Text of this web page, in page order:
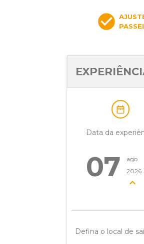
check_circle
date_range
Data da
07
ago
2026
expand_more
Defina o local de